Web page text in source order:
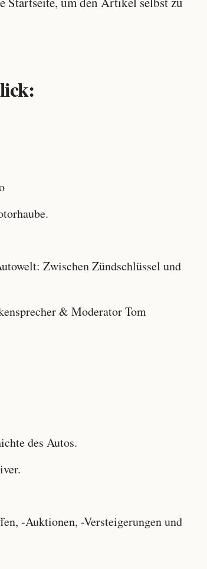
Zwischen Zündschlüssel und
& Moderator Tom
des Autos.
-Auktionen, -Versteigerungen und